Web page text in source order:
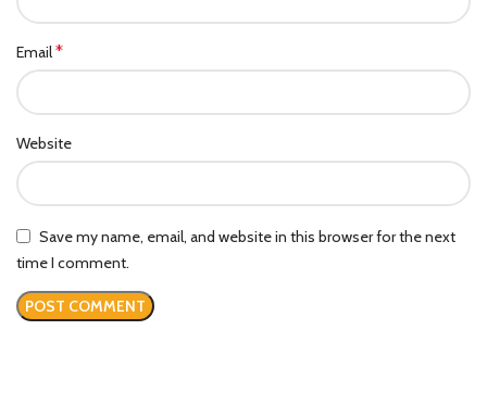
Email*
Website
Save my name, email, and website in this browser for the next
time I comment.